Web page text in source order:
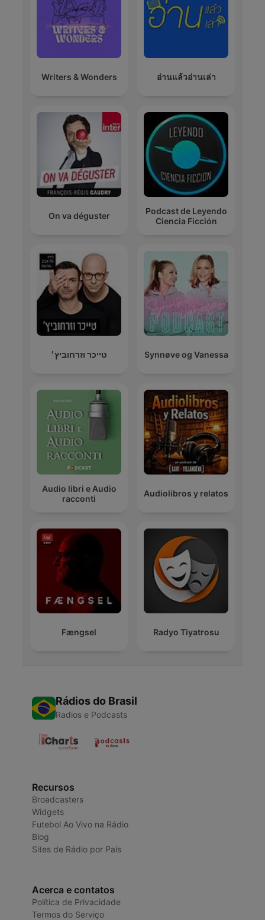
Writers & Wonders อ่านแล้วอ่านเล่า
On va déguster
Podcast de Leyendo
Ciencia Ficción
טייכר וזרחוביץ׳ Synnøve og Vanessa
Audio libri e Audio
racconti
Audiolibros y relatos
Fængsel Radyo Tiyatrosu
Rádios do Brasil
Radios e Podcasts
Recursos
Broadcasters
Widgets
Futebol Ao Vivo na Rádio
Blog
Sites de Rádio por País
Acerca e contatos
Política de Privacidade
Termos do Serviço